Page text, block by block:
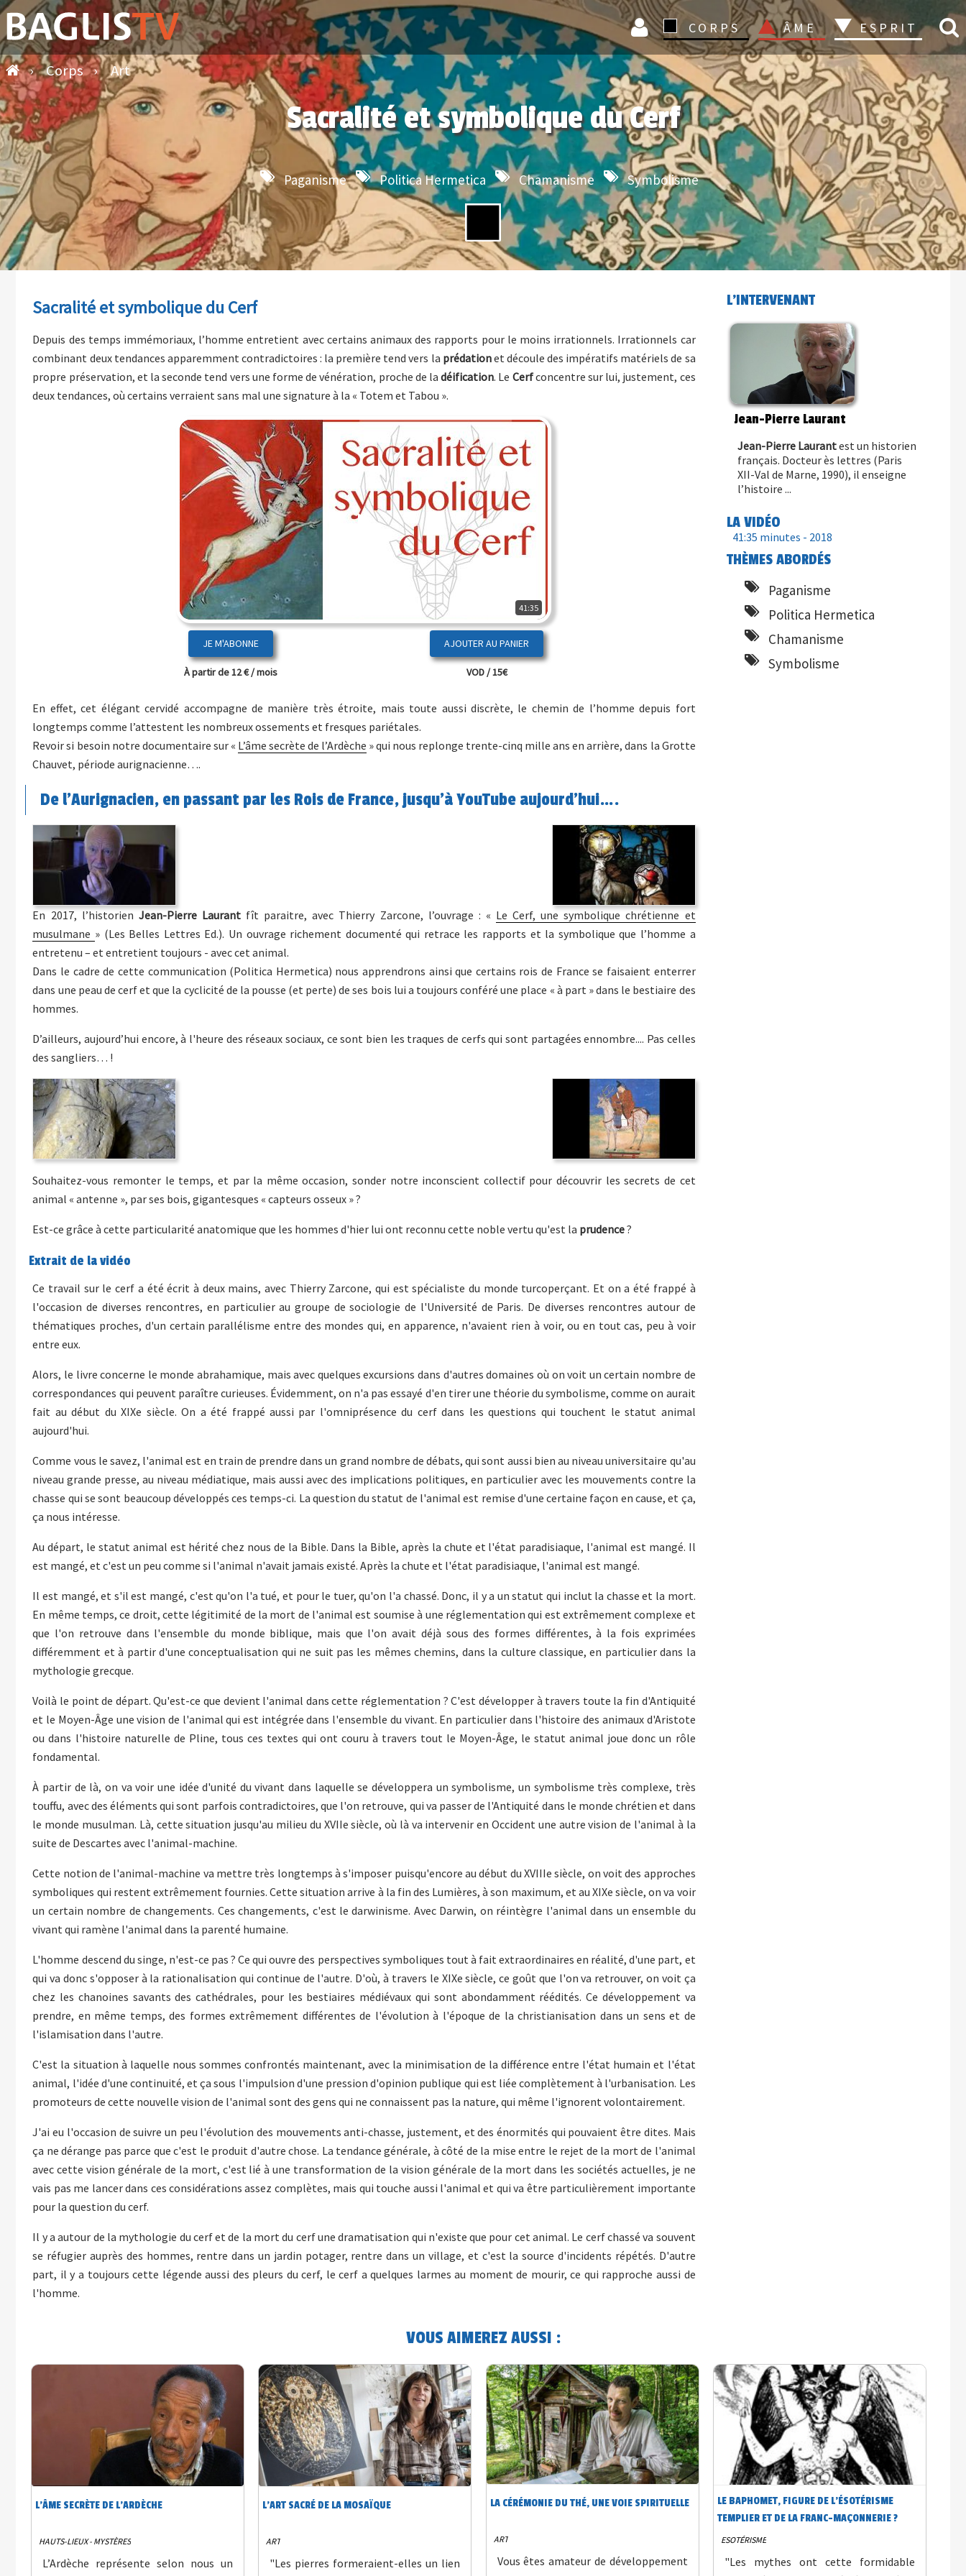
CONNEXION
CORPS ÂME ESPRIT
› Corps › Art
Sacralité et symbolique du Cerf
Paganisme Politica Hermetica Chamanisme Symbolisme
Sacralité et symbolique du Cerf
Depuis des temps immémoriaux, l’homme entretient avec certains animaux des rapports pour le moins irrationnels. Irrationnels car
combinant deux tendances apparemment contradictoires : la première tend vers la prédationet découle des impératifs matériels de sa
propre préservation, et la seconde tend vers une forme de vénération, proche de ladéification. Le Cerfconcentre sur lui, justement, ces
deux tendances, où certains verraient sans mal une signature à la « Totem et Tabou ».
41:35
JE M'ABONNE
À partir de 12 € / mois VOD / 15€
En effet, cet élégant cervidé accompagne de manière très étroite, mais toute aussi discrète, le chemin de l’homme depuis fort
longtemps comme l’attestent les nombreux ossements et fresques pariétales.
Revoir si besoin notre documentaire sur « L’âme secrète de l’Ardèche » qui nous replonge trente-cinq mille ans en arrière, dans la Grotte
Chauvet, période aurignacienne….
De l’Aurignacien, en passant par les Rois de France, jusqu’à YouTube aujourd’hui….
En 2017, l’historien Jean-Pierre Laurantfît paraitre, avec Thierry Zarcone, l’ouvrage : « Le Cerf, une symbolique chrétienne et
musulmane » (Les Belles Lettres Ed.). Un ouvrage richement documenté qui retrace les rapports et la symbolique que l’homme a
entretenu – et entretient toujours - avec cet animal.
Dans le cadre de cette communication (Politica Hermetica) nous apprendrons ainsi que certains rois de France se faisaient enterrer
dans une peau de cerf et que la cyclicité de la pousse (et perte) de ses bois lui a toujours conféré une place « à part » dans le bestiaire des
hommes.
D’ailleurs, aujourd’hui encore, à l'heure des réseaux sociaux, ce sont bien les traques de cerfs qui sont partagées ennombre.... Pas celles
des sangliers… !
Souhaitez-vous remonter le temps, et par la même occasion, sonder notre inconscient collectif pour découvrir les secrets de cet
animal « antenne », par ses bois, gigantesques « capteurs osseux » ?
Est-ce grâce à cette particularité anatomique que les hommes d'hier lui ont reconnu cette noble vertu qu'est la prudence?
Extrait de la vidéo
Ce travail sur le cerf a été écrit à deux mains, avec Thierry Zarcone, qui est spécialiste du monde turcoperçant. Et on a été frappé à
l'occasion de diverses rencontres, en particulier au groupe de sociologie de l'Université de Paris. De diverses rencontres autour de
thématiques proches, d'un certain parallélisme entre des mondes qui, en apparence, n'avaient rien à voir, ou en tout cas, peu à voir
entre eux.
Alors, le livre concerne le monde abrahamique, mais avec quelques excursions dans d'autres domaines où on voit un certain nombre de
correspondances qui peuvent paraître curieuses. Évidemment, on n'a pas essayé d'en tirer une théorie du symbolisme, comme on aurait
fait au début du XIXe siècle. On a été frappé aussi par l'omniprésence du cerf dans les questions qui touchent le statut animal
aujourd'hui.
Comme vous le savez, l'animal est en train de prendre dans un grand nombre de débats, qui sont aussi bien au niveau universitaire qu'au
niveau grande presse, au niveau médiatique, mais aussi avec des implications politiques, en particulier avec les mouvements contre la
chasse qui se sont beaucoup développés ces temps-ci. La question du statut de l'animal est remise d'une certaine façon en cause, et ça,
ça nous intéresse.
Au départ, le statut animal est hérité chez nous de la Bible. Dans la Bible, après la chute et l'état paradisiaque, l'animal est mangé. Il
est mangé, et c'est un peu comme si l'animal n'avait jamais existé. Après la chute et l'état paradisiaque, l'animal est mangé.
Il est mangé, et s'il est mangé, c'est qu'on l'a tué, et pour le tuer, qu'on l'a chassé. Donc, il y a un statut qui inclut la chasse et la mort.
En même temps, ce droit, cette légitimité de la mort de l'animal est soumise à une réglementation qui est extrêmement complexe et
que l'on retrouve dans l'ensemble du monde biblique, mais que l'on avait déjà sous des formes différentes, à la fois exprimées
différemment et à partir d'une conceptualisation qui ne suit pas les mêmes chemins, dans la culture classique, en particulier dans la
mythologie grecque.
Voilà le point de départ. Qu'est-ce que devient l'animal dans cette réglementation ? C'est développer à travers toute la fin d'Antiquité
et le Moyen-Âge une vision de l'animal qui est intégrée dans l'ensemble du vivant. En particulier dans l'histoire des animaux d'Aristote
ou dans l'histoire naturelle de Pline, tous ces textes qui ont couru à travers tout le Moyen-Âge, le statut animal joue donc un rôle
fondamental.
À partir de là, on va voir une idée d'unité du vivant dans laquelle se développera un symbolisme, un symbolisme très complexe, très
touffu, avec des éléments qui sont parfois contradictoires, que l'on retrouve, qui va passer de l'Antiquité dans le monde chrétien et dans
le monde musulman. Là, cette situation jusqu'au milieu du XVIIe siècle, où là va intervenir en Occident une autre vision de l'animal à la
suite de Descartes avec l'animal-machine.
Cette notion de l'animal-machine va mettre très longtemps à s'imposer puisqu'encore au début du XVIIIe siècle, on voit des approches
symboliques qui restent extrêmement fournies. Cette situation arrive à la fin des Lumières, à son maximum, et au XIXe siècle, on va voir
un certain nombre de changements. Ces changements, c'est le darwinisme. Avec Darwin, on réintègre l'animal dans un ensemble du
vivant qui ramène l'animal dans la parenté humaine.
L'homme descend du singe, n'est-ce pas ? Ce qui ouvre des perspectives symboliques tout à fait extraordinaires en réalité, d'une part, et
qui va donc s'opposer à la rationalisation qui continue de l'autre. D'où, à travers le XIXe siècle, ce goût que l'on va retrouver, on voit ça
chez les chanoines savants des cathédrales, pour les bestiaires médiévaux qui sont abondamment réédités. Ce développement va
prendre, en même temps, des formes extrêmement différentes de l'évolution à l'époque de la christianisation dans un sens et de
l'islamisation dans l'autre.
C'est la situation à laquelle nous sommes confrontés maintenant, avec la minimisation de la différence entre l'état humain et l'état
animal, l'idée d'une continuité, et ça sous l'impulsion d'une pression d'opinion publique qui est liée complètement à l'urbanisation. Les
promoteurs de cette nouvelle vision de l'animal sont des gens qui ne connaissent pas la nature, qui même l'ignorent volontairement.
J'ai eu l'occasion de suivre un peu l'évolution des mouvements anti-chasse, justement, et des énormités qui pouvaient être dites. Mais
ça ne dérange pas parce que c'est le produit d'autre chose. La tendance générale, à côté de la mise entre le rejet de la mort de l'animal
avec cette vision générale de la mort, c'est lié à une transformation de la vision générale de la mort dans les sociétés actuelles, je ne
vais pas me lancer dans ces considérations assez complètes, mais qui touche aussi l'animal et qui va être particulièrement importante
pour la question du cerf.
Il y a autour de la mythologie du cerf et de la mort du cerf une dramatisation qui n'existe que pour cet animal. Le cerf chassé va souvent
se réfugier auprès des hommes, rentre dans un jardin potager, rentre dans un village, et c'est la source d'incidents répétés. D'autre
part, il y a toujours cette légende aussi des pleurs du cerf, le cerf a quelques larmes au moment de mourir, ce qui rapproche aussi de
l'homme.
L'INTERVENANT
Jean-Pierre Laurant
Jean-Pierre Laurantest un historien
français. Docteur ès lettres (Paris
XII-Val de Marne, 1990), il enseigne
l’histoire ...
LA VIDÉO
41:35 minutes - 2018
THÈMES ABORDÉS
Paganisme
Politica Hermetica
Chamanisme
Symbolisme
VOUS AIMEREZ AUSSI :
L’ÂME SECRÈTE DE L’ARDÈCHE
HAUTS-LIEUX - MYSTÈRES
L’Ardèche représente selon nous un
L’ART SACRÉ DE LA MOSAÏQUE
ART
"Les pierres formeraient-elles un lien
LA CÉRÉMONIE DU THÉ, UNE VOIE SPIRITUELLE
ART
Vous êtes amateur de développement
LE BAPHOMET, FIGURE DE L’ÉSOTÉRISME
TEMPLIER ET DE LA FRANC-MAÇONNERIE ?
ESOTÉRISME
"Les mythes ont cette formidable